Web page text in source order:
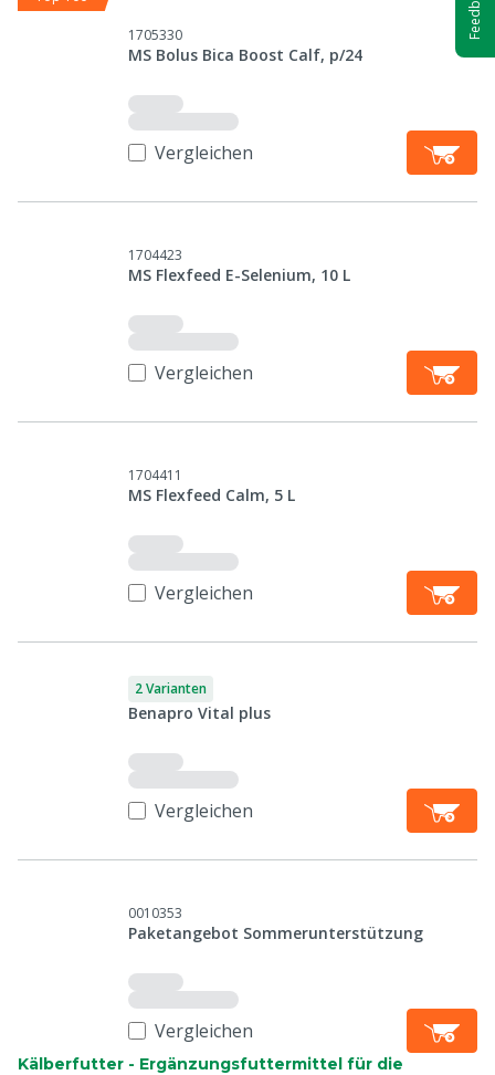
1705330
MS Bolus Bica Boost Calf, p/24
Vergleichen
1704423
MS Flexfeed E-Selenium, 10 L
Vergleichen
1704411
MS Flexfeed Calm, 5 L
Vergleichen
2 Varianten
Benapro Vital plus
Vergleichen
0010353
Paketangebot Sommerunterstützung
Vergleichen
Kälberfutter - Ergänzungsfuttermittel für die